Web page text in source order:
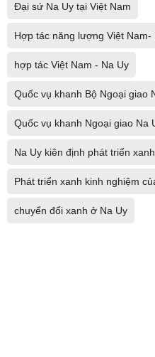
Đại sứ Na Uy tại Việt Nam
Hợp tác năng lượng Việt Nam-
hợp tác Việt Nam - Na Uy
Quốc vụ khanh Bộ Ngoại giao
Quốc vụ khanh Ngoại giao Na
Na Uy kiên định phát triển xanh
Phát triển xanh kinh nghiệm
chuyển đổi xanh ở Na Uy